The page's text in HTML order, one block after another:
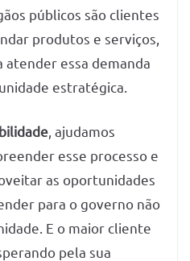
públicos são clientes
produtos e serviços,
essa demanda
estratégica.
, ajudamos
esse processo e
as oportunidades
para o governo não
E o maior cliente
pela sua